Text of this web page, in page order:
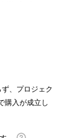
った不
できる
、プロジェク
購入が成立し